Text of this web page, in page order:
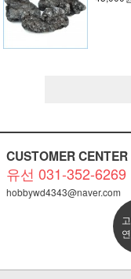
CUSTOMER CENTER
유선 031-352-6269
hobbywd4343@naver.com